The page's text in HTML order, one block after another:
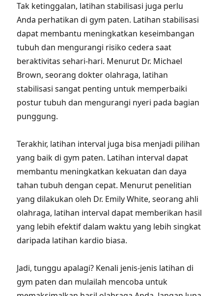
Tak ketinggalan, latihan stabilisasi juga perlu
Anda perhatikan di gym paten. Latihan stabilisasi
dapat membantu meningkatkan keseimbangan
tubuh dan mengurangi risiko cedera saat
beraktivitas sehari-hari. Menurut Dr. Michael
Brown, seorang dokter olahraga, latihan
stabilisasi sangat penting untuk memperbaiki
postur tubuh dan mengurangi nyeri pada bagian
punggung.
Terakhir, latihan interval juga bisa menjadi pilihan
yang baik di gym paten. Latihan interval dapat
membantu meningkatkan kekuatan dan daya
tahan tubuh dengan cepat. Menurut penelitian
yang dilakukan oleh Dr. Emily White, seorang ahli
olahraga, latihan interval dapat memberikan hasil
yang lebih efektif dalam waktu yang lebih singkat
daripada latihan kardio biasa.
Jadi, tunggu apalagi? Kenali jenis-jenis latihan di
gym paten dan mulailah mencoba untuk